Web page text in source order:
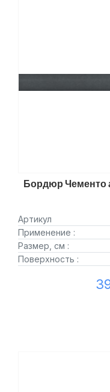
Бордюр Чементо
Артикул
Применение :
Размер, см :
Поверхность :